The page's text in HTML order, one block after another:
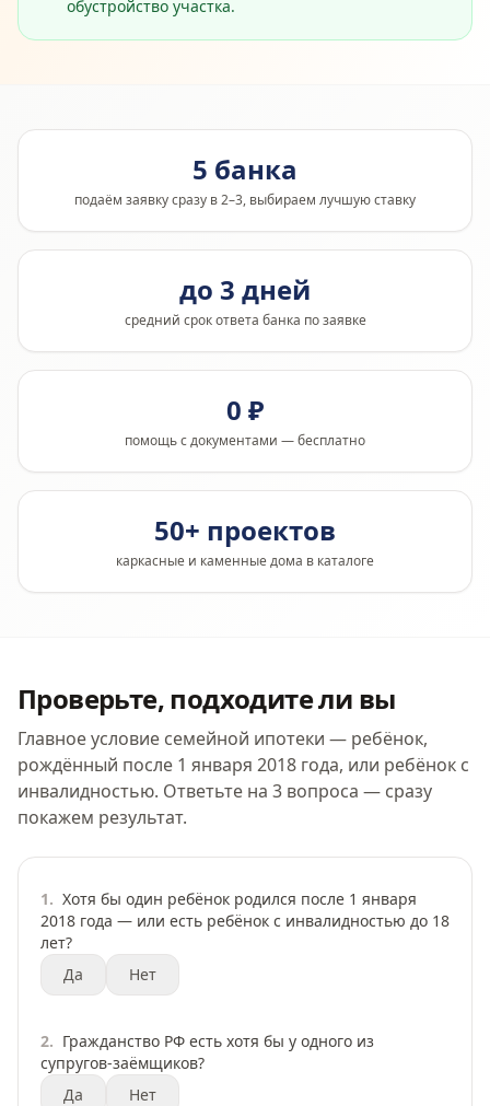
обустройство участка.
5 банка
подаём заявку сразу в 2–3, выбираем лучшую ставку
до 3 дней
средний срок ответа банка по заявке
0 ₽
помощь с документами — бесплатно
50+ проектов
каркасные и каменные дома в каталоге
Проверьте, подходите ли вы
Главное условие семейной ипотеки — ребёнок,
рождённый после 1 января 2018 года, или ребёнок с
инвалидностью. Ответьте на 3 вопроса — сразу
покажем результат.
1. Хотя бы один ребёнок родился после 1 января
2018 года — или есть ребёнок с инвалидностью до 18
лет?
Да
Нет
2. Гражданство РФ есть хотя бы у одного из
супругов-заёмщиков?
Да
Нет